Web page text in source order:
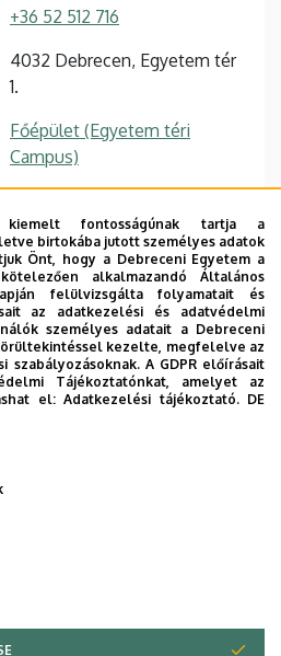
+36 52 512 716
4032 Debrecen, Egyetem tér
1.
Főépület (Egyetem téri
Campus)
szoba)
Szervezeti weboldal
Weboldal
Tudóstér profil
/ Personal profile
fontosságúnak tartja a
birtokába jutott személyes adatok
Önt, hogy a Debreceni Egyetem a
alkalmazandó Általános
felülvizsgálta folyamatait és
az adatkezelési és adatvédelmi
személyes adatait a Debreceni
kezelte, megfelelve az
A GDPR előírásait
Tájékoztatónkat, amelyet az
el:Adatkezelési tájékoztató. DE